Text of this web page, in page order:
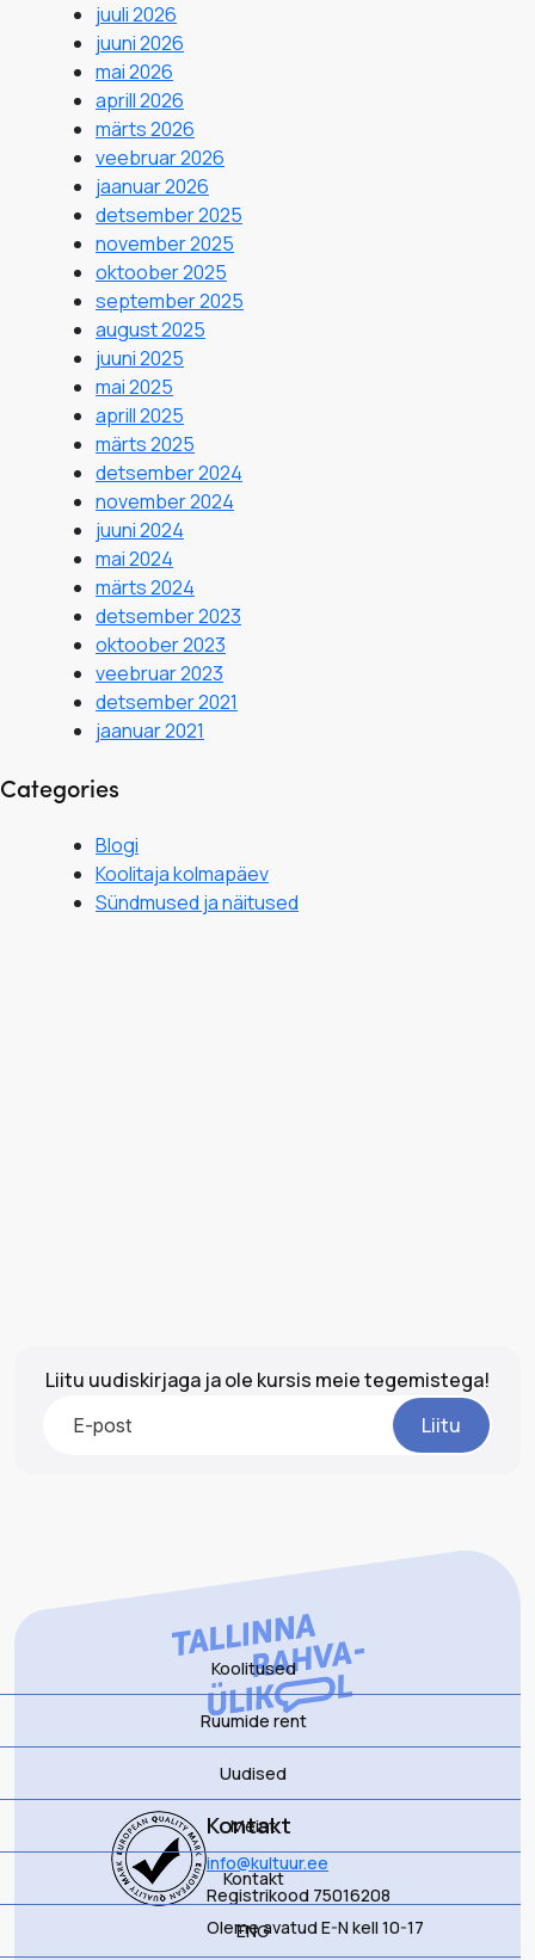
juuli 2026
juuni 2026
mai 2026
aprill 2026
märts 2026
veebruar 2026
jaanuar 2026
detsember 2025
november 2025
oktoober 2025
september 2025
august 2025
juuni 2025
mai 2025
aprill 2025
märts 2025
detsember 2024
november 2024
juuni 2024
mai 2024
märts 2024
detsember 2023
oktoober 2023
veebruar 2023
detsember 2021
jaanuar 2021
Categories
Blogi
Koolitaja kolmapäev
Sündmused ja näitused
Liitu uudiskirjaga ja ole kursis meie tegemistega!
Liitu
Koolitused
Ruumide rent
Uudised
Meist
Kontakt
ENG
Kontakt
info@kultuur.ee
Registrikood 75016208
Oleme avatud E-N kell 10-17